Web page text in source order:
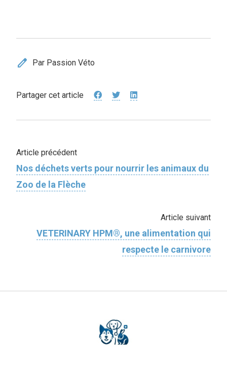
edit Par Passion Véto
Partager cet article
Article précédent
Nos déchets verts pour nourrir les animaux du
Zoo de la Flèche
Article suivant
VETERINARY HPM®, une alimentation qui
respecte le carnivore